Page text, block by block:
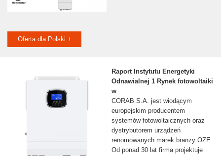
Oferta dla Polski +
Raport Instytutu Energetyki
Odnawialnej 1 Rynek fotowoltaiki
w
CORAB S.A. jest wiodącym
europejskim producentem
systemów fotowoltaicznych oraz
dystrybutorem urządzeń
renomowanych marek branży OZE.
Od ponad 30 lat firma projektuje